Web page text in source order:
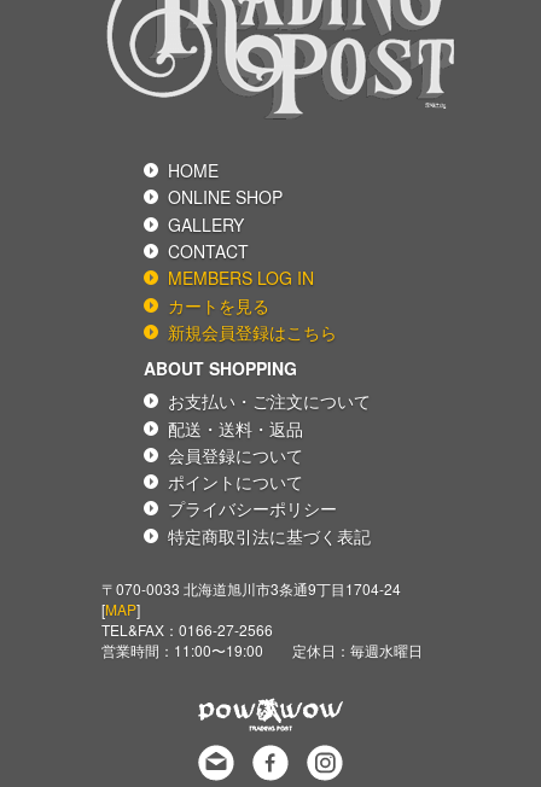
HOME
GALLERY
ONLINE SHOP
CONTACT
MEMBERS LOG IN
新規会員登録はこちら
カートを見る
ABOUT SHOPPING
お支払い・ご注文について
会員登録について
プライバシーポリシー
配送・送料・返品
ポイントについて
特定商取引法に基づく表記
〒070-0033 北海道旭川市3条通9丁目1704-24
[MAP]
TEL&FAX： 0166-27-2566
営業時間：11:00〜19:00 定休日：毎週水曜日